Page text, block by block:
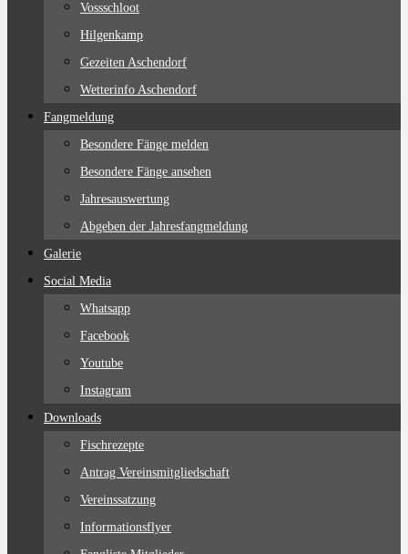
Vossschloot
Hilgenkamp
Gezeiten Aschendorf
Wetterinfo Aschendorf
Fangmeldung
Besondere Fänge melden
Besondere Fänge ansehen
Jahresauswertung
Abgeben der Jahresfangmeldung
Galerie
Social Media
Whatsapp
Facebook
Youtube
Instagram
Downloads
Fischrezepte
Antrag Vereinsmitgliedschaft
Vereinssatzung
Informationsflyer